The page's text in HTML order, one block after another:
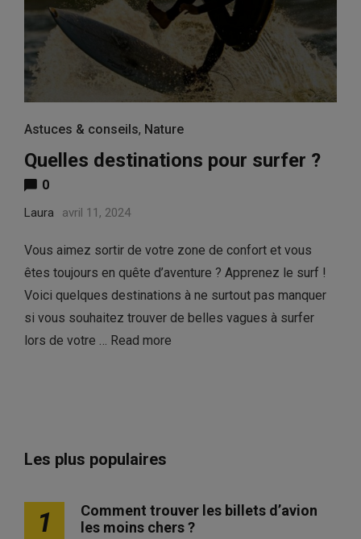
Astuces & conseils, Nature
Quelles destinations pour surfer ?
0
Laura avril 11, 2024
Vous aimez sortir de votre zone de confort et vous
êtes toujours en quête d’aventure ? Apprenez le surf !
Voici quelques destinations à ne surtout pas manquer
si vous souhaitez trouver de belles vagues à surfer
lors de votre … Read more
Les plus populaires
1
Comment trouver les billets d’avion
les moins chers ?